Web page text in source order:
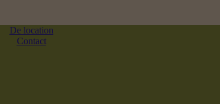
De location
Contact